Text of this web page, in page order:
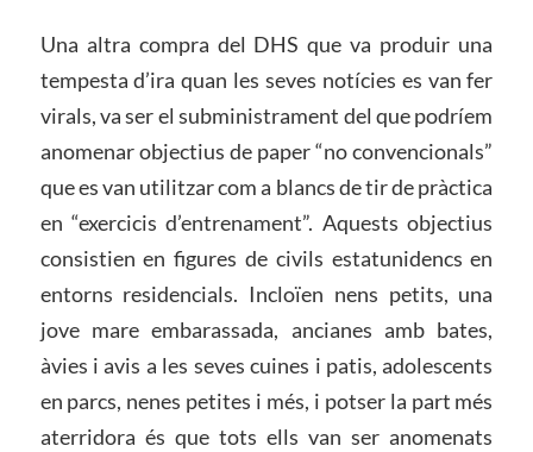
Una altra compra del DHS que va produir una
tempesta d’ira quan les seves notícies es van fer
virals, va ser el subministrament del que podríem
anomenar objectius de paper “no convencionals”
que es van utilitzar com a blancs de tir de pràctica
en “exercicis d’entrenament”. Aquests objectius
consistien en figures de civils estatunidencs en
entorns residencials. Incloïen nens petits, una
jove mare embarassada, ancianes amb bates,
àvies i avis a les seves cuines i patis, adolescents
en parcs, nenes petites i més, i potser la part més
aterridora és que tots ells van ser anomenats